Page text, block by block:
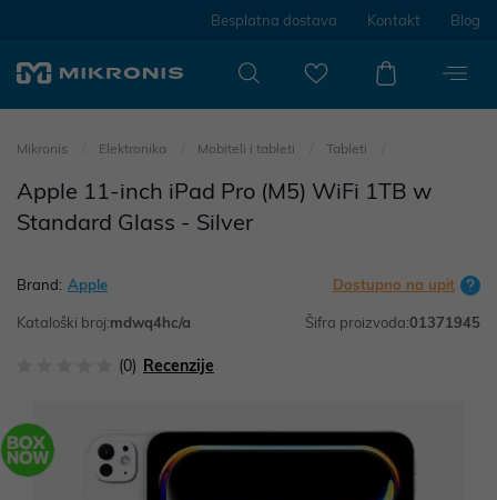
Besplatna dostava Kontakt Blog
Mikronis Elektronika Mobiteli i tableti Tableti
Apple 11-inch iPad Pro (M5) WiFi 1TB w
Standard Glass - Silver
Brand: Apple Dostupno na upit
Kataloški broj:mdwq4hc/a Šifra proizvoda:01371945
(0) Recenzije